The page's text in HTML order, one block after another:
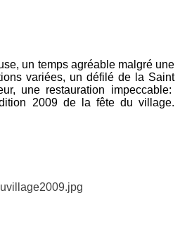
un temps agréable malgré une
variées, un défilé de la Saint
une restauration impeccable:
2009 de la fête du village.